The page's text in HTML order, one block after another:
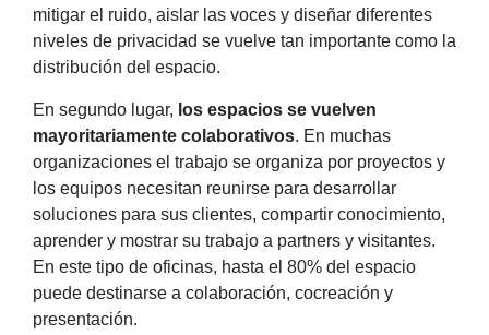
mitigar el ruido, aislar las voces y diseñar diferentes
niveles de privacidad se vuelve tan importante como la
distribución del espacio.
En segundo lugar, los espacios se vuelven
mayoritariamente colaborativos. En muchas
organizaciones el trabajo se organiza por proyectos y
los equipos necesitan reunirse para desarrollar
soluciones para sus clientes, compartir conocimiento,
aprender y mostrar su trabajo a partners y visitantes.
En este tipo de oficinas, hasta el 80% del espacio
puede destinarse a colaboración, cocreación y
presentación.